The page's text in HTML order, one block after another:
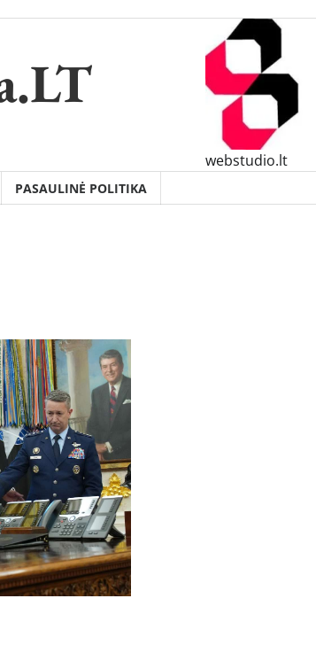
webstudio.lt
PASAULINĖ POLITIKA